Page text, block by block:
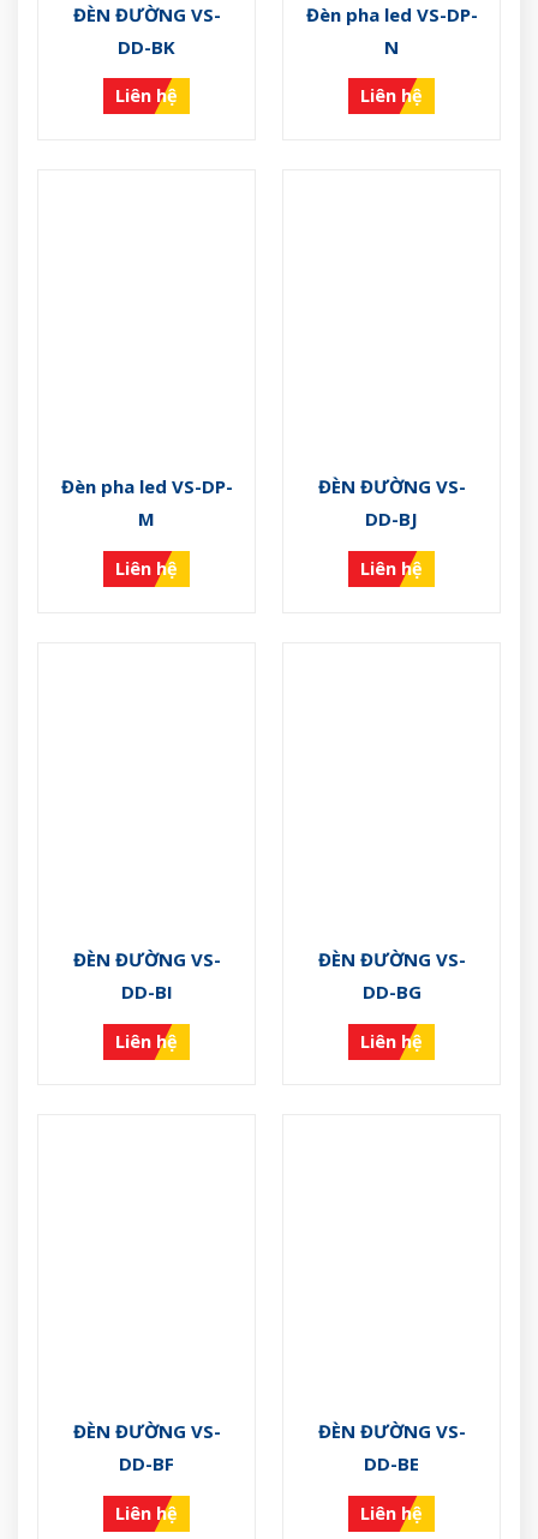
ĐÈN ĐƯỜNG VS-
DD-BK
Liên hệ
Đèn pha led VS-DP-
N
Liên hệ
Đèn pha led VS-DP-
M
Liên hệ
ĐÈN ĐƯỜNG VS-
DD-BJ
Liên hệ
ĐÈN ĐƯỜNG VS-
DD-BI
Liên hệ
ĐÈN ĐƯỜNG VS-
DD-BG
Liên hệ
ĐÈN ĐƯỜNG VS-
DD-BF
Liên hệ
ĐÈN ĐƯỜNG VS-
DD-BE
Liên hệ